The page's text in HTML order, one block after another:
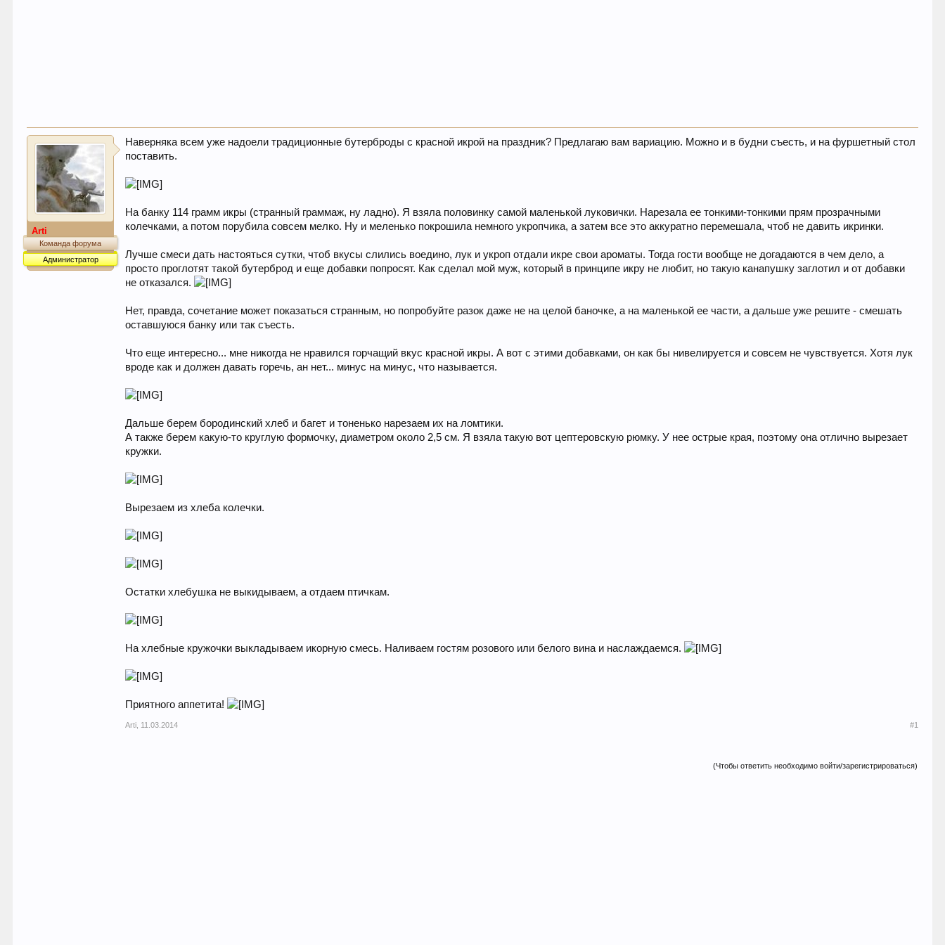
Arti
Команда форума
Администратор
Наверняка всем уже надоели традиционные бутерброды с красной икрой на праздник? Предлагаю вам вариацию. Можно и в будни съесть, и на фуршетный стол
поставить.
На банку 114 грамм икры (странный граммаж, ну ладно). Я взяла половинку самой маленькой луковички. Нарезала ее тонкими-тонкими прям прозрачными
колечками, а потом порубила совсем мелко. Ну и меленько покрошила немного укропчика, а затем все это аккуратно перемешала, чтоб не давить икринки.
Лучше смеси дать настояться сутки, чтоб вкусы слились воедино, лук и укроп отдали икре свои ароматы. Тогда гости вообще не догадаются в чем дело, а
просто проглотят такой бутерброд и еще добавки попросят. Как сделал мой муж, который в принципе икру не любит, но такую канапушку заглотил и от добавки
не отказался.
Нет, правда, сочетание может показаться странным, но попробуйте разок даже не на целой баночке, а на маленькой ее части, а дальше уже решите - смешать
оставшуюся банку или так съесть.
Что еще интересно... мне никогда не нравился горчащий вкус красной икры. А вот с этими добавками, он как бы нивелируется и совсем не чувствуется. Хотя лук
вроде как и должен давать горечь, ан нет... минус на минус, что называется.
Дальше берем бородинский хлеб и багет и тоненько нарезаем их на ломтики.
А также берем какую-то круглую формочку, диаметром около 2,5 см. Я взяла такую вот цептеровскую рюмку. У нее острые края, поэтому она отлично вырезает
кружки.
Вырезаем из хлеба колечки.
Остатки хлебушка не выкидываем, а отдаем птичкам.
На хлебные кружочки выкладываем икорную смесь. Наливаем гостям розового или белого вина и наслаждаемся.
Приятного аппетита!
Arti 11.03.2014 #1
(Чтобы ответить необходимо войти/зарегистрироваться)